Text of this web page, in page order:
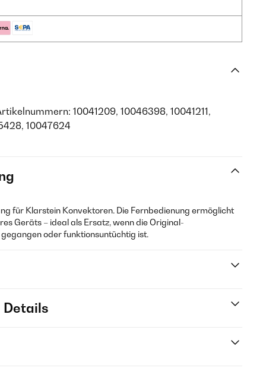
10041209, 10046398, 10041211,
10047624
für Klarstein Konvektoren. Die Fernbedienung ermöglicht
Geräts – ideal als Ersatz, wenn die Original-
oder funktionsuntüchtig ist.
Details